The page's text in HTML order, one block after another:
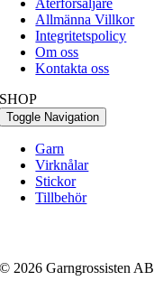
Återförsäljare
Allmänna Villkor
Integritetspolicy
Om oss
Kontakta oss
SHOP
Toggle Navigation
Garn
Virknålar
Stickor
Tillbehör
© 2026 Garngrossisten AB